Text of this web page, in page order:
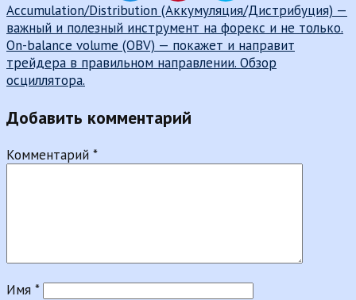
Навигация
по
записям
Accumulation/Distribution (Аккумуляция/Дистрибуция) —
важный и полезный инструмент на форекс и не только.
On-balance volume (OBV) — покажет и направит
трейдера в правильном направлении. Обзор
осциллятора.
Добавить комментарий
Комментарий *
Имя *